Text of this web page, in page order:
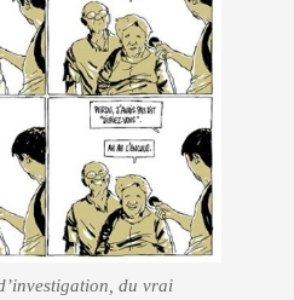
du vrai